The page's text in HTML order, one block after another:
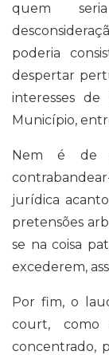
quem
poderia
despertar
interesses
Município,
Nem é de
jurídica
pretensões
se na coisa
excederem,
Por fim, o
court, como
concentrado,